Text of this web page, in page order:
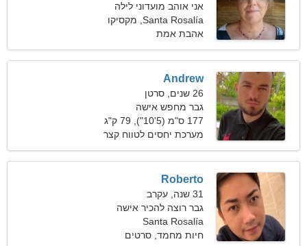
אני אוהב מועדוני לילה
וקולנוע
Santa Rosalía, מקסיקו
אהבת אמת
Andrew
26 שנים, סרטן
גבר מחפש אישה
177 ס"מ (5'10"), 79 ק"ג
(174 פאונד)
מערכת יחסים לטווח קצר
Roberto
31 שנה, עקרב
גבר רוצה להכיר אישה
Santa Rosalía
חיות מחמד, סרטים